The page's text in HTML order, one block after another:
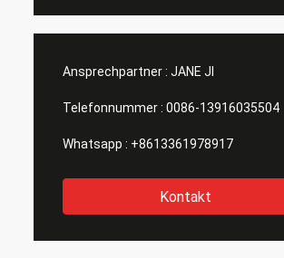
Ansprechpartner : JANE JI
Telefonnummer : 0086-13916035504
Whatsapp : +8613361978917
Kontakt